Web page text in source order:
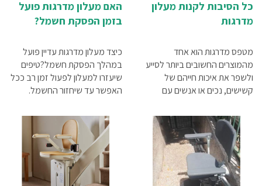
כל הסיבות לקנות מעלון
מדרגות
מטפס מדרגות הוא אחד
מהמוצרים החשובים ביותר לסייע
ולשפר את איכות חייהם של
קשישים, נכים או אנשים עם
גלגלים. לפניך 5 סיבות עיקריות,
שבגללן מומלץ לך לרכוש מעלון
מדרגות
האם מעלון מדרגות פועל
בזמן הפסקת חשמל?
כיצד מעלון מדרגות עדיין פועל
במהלך הפסקת חשמל?טיפים
שיעזרו למעלון לפעול זמן רב ככל
האפשר עד שיחזור החשמל.